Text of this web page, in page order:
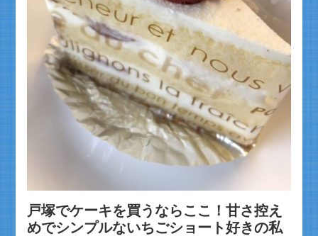
戸塚でケーキを買うならここ！甘さ控え
めでシンプルないちごショート好きの私